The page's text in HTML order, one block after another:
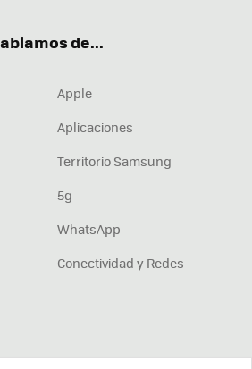
de...
Apple
Aplicaciones
Territorio Samsung
5g
WhatsApp
Conectividad y Redes